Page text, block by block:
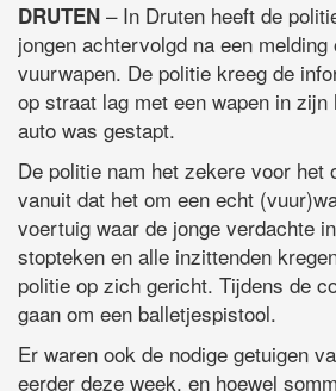
DRUTEN – In Druten heeft de
jongen achtervolgd na een melding
vuurwapen. De politie kreeg de
op straat lag met een wapen in zijn
auto was gestapt.
De politie nam het zekere voor het
vanuit dat het om een echt
voertuig waar de jonge verdachte
stopteken en alle inzittenden
politie op zich gericht. Tijdens de
gaan om een balletjespistool.
Er waren ook de nodige getuigen
eerder deze week, en hoewel